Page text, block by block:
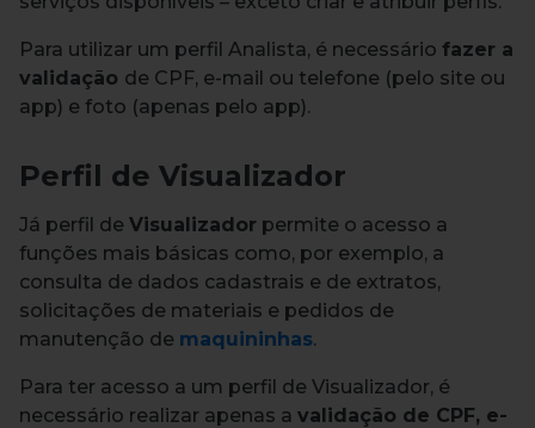
Para utilizar um perfil Analista, é necessário fazer a
validação de CPF, e-mail ou telefone (pelo site ou
app) e foto (apenas pelo app).
Perfil de Visualizador
Já perfil de Visualizador permite o acesso a
funções mais básicas como, por exemplo, a
consulta de dados cadastrais e de extratos,
solicitações de materiais e pedidos de
manutenção de maquininhas.
Para ter acesso a um perfil de Visualizador, é
necessário realizar apenas a validação de CPF, e-